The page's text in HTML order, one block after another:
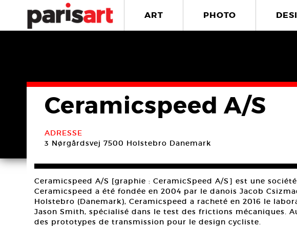
ART PHOTO
Ceramicspeed A/S
ADRESSE
3 Nørgårdsvej 7500 Holstebro Danemark
Ceramicspeed A/S [graphie : CeramicSpeed A/S] est une
Ceramicspeed a été fondée en 2004 par le danois Jacob
Holstebro (Danemark), Ceramicspeed a racheté en 2016 le
Jason Smith, spécialisé dans le test des frictions mécaniques.
des prototypes de transmission pour le design cycliste.